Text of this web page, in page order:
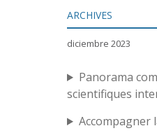
ARCHIVES
diciembre 2023
Panorama
scientifiques
Accompagner